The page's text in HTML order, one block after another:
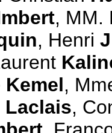
, MM.
, Henri
Kemel,
Laclais,